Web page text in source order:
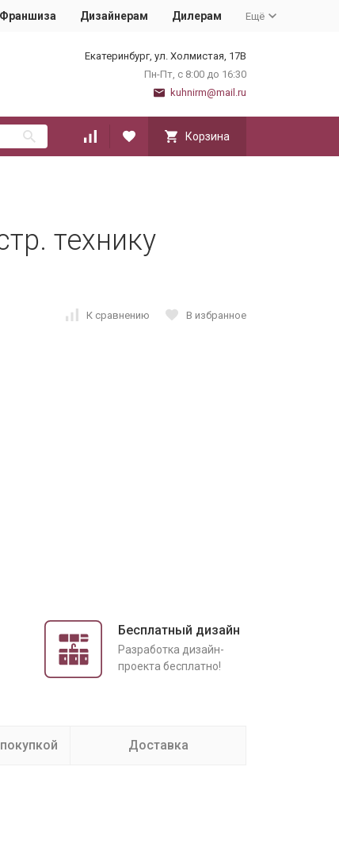
Франшиза Дизайнерам Дилерам Ещё
Екатеринбург, ул. Холмистая, 17В
Пн-Пт, с 8:00 до 16:30
kuhnirm@mail.ru
Корзина
технику
К сравнению В избранное
Бесплатный дизайн
Разработка дизайн-
проекта бесплатно!
Доставка